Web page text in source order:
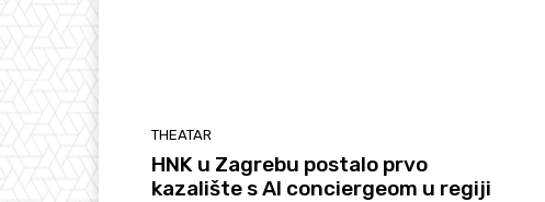
THEATAR
HNK u Zagrebu postalo prvo
kazalište s AI conciergeom u regiji